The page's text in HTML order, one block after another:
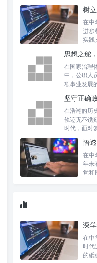
在中
进步
实践
在国家治理
中，公职人
项事业发展
在浩瀚的历
轨迹无不镌
时代，面对
在中
年未
党和
在中
时代
的砥